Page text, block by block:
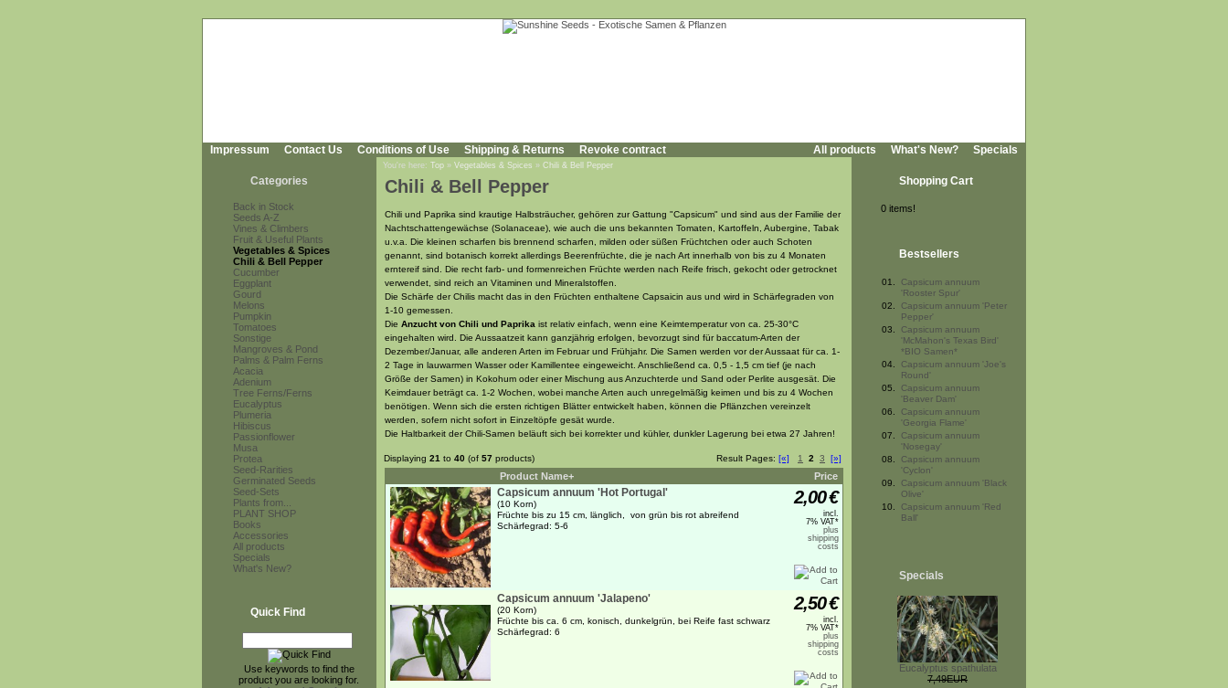
Impressum Contact Us Conditions of Use Shipping & Returns Revoke contract All products What's New? Specials
Categories
Back in Stock
Seeds A-Z
Vines & Climbers
Fruit & Useful Plants
Vegetables & Spices
Chili & Bell Pepper
Cucumber
Eggplant
Gourd
Melons
Pumpkin
Tomatoes
Sonstige
Mangroves & Pond
Palms & Palm Ferns
Acacia
Adenium
Tree Ferns/Ferns
Eucalyptus
Plumeria
Hibiscus
Passionflower
Musa
Protea
Seed-Rarities
Germinated Seeds
Seed-Sets
Plants from...
PLANT SHOP
Books
Accessories
All products
Specials
What's New?
Quick Find
Use keywords to find the
product you are looking for.
You're here: Top » Vegetables & Spices » Chili & Bell Pepper
Chili & Bell Pepper
Chili und Paprika sind krautige Halbsträucher, gehören zur Gattung "Capsicum" und sind aus der Familie der
Nachtschattengewächse (Solanaceae), wie auch die uns bekannten Tomaten, Kartoffeln, Aubergine, Tabak
u.v.a. Die kleinen scharfen bis brennend scharfen, milden oder süßen Früchtchen oder auch Schoten
genannt, sind botanisch korrekt allerdings Beerenfrüchte, die je nach Art innerhalb von bis zu 4 Monaten
erntereif sind. Die recht farb- und formenreichen Früchte werden nach Reife frisch, gekocht oder getrocknet
verwendet, sind reich an Vitaminen und Mineralstoffen.
Die Schärfe der Chilis macht das in den Früchten enthaltene Capsaicin aus und wird in Schärfegraden von
1-10 gemessen.
Die Anzucht von Chili und Paprika ist relativ einfach, wenn eine Keimtemperatur von ca. 25-30°C
eingehalten wird. Die Aussaatzeit kann ganzjährig erfolgen, bevorzugt sind für baccatum-Arten der
Dezember/Januar, alle anderen Arten im Februar und Frühjahr. Die Samen werden vor der Aussaat für ca. 1-
2 Tage in lauwarmen Wasser oder Kamillentee eingeweicht. Anschließend ca. 0,5 - 1,5 cm tief (je nach
Größe der Samen) in Kokohum oder einer Mischung aus Anzuchterde und Sand oder Perlite ausgesät. Die
Keimdauer beträgt ca. 1-2 Wochen, wobei manche Arten auch unregelmäßig keimen und bis zu 4 Wochen
benötigen. Wenn sich die ersten richtigen Blätter entwickelt haben, können die Pflänzchen vereinzelt
werden, sofern nicht sofort in Einzeltöpfe gesät wurde.
Die Haltbarkeit der Chili-Samen beläuft sich bei korrekter und kühler, dunkler Lagerung bei etwa 27 Jahren!
Displaying 21 to 40 (of 57 products) Result Pages: [«] 1 2 3 [»]
Product Name+ Price
Capsicum annuum 'Hot Portugal'
(10 Korn)
Früchte bis zu 15 cm, länglich, von grün bis rot abreifend
Schärfegrad: 5-6
2,00€
incl.
7% VAT*
plus
shipping
costs
Capsicum annuum 'Jalapeno'
(20 Korn)
Früchte bis ca. 6 cm, konisch, dunkelgrün, bei Reife fast schwarz
Schärfegrad: 6
2,50€
incl.
7% VAT*
plus
shipping
costs
Shopping Cart
0 items!
Bestsellers
01.
Capsicum annuum
'Rooster Spur'
02.
Capsicum annuum 'Peter
Pepper'
03.
Capsicum annuum
'McMahon's Texas Bird'
*BIO Samen*
04.
Capsicum annuum 'Joe's
Round'
05.
Capsicum annuum
'Beaver Dam'
06.
Capsicum annuum
'Georgia Flame'
07.
Capsicum annuum
'Nosegay'
08.
Capsicum annuum
'Cyclon'
09.
Capsicum annuum 'Black
Olive'
10.
Capsicum annuum 'Red
Ball'
Specials
Eucalyptus spathulata
7,49EUR